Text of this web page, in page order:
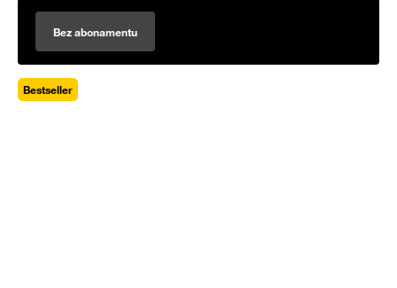
Bez abonamentu
Bestseller